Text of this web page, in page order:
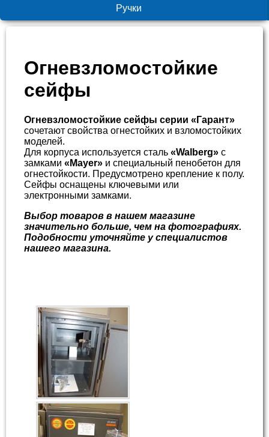
Ручки
Огневзломостойкие
сейфы
Огневзломостойкие сейфы серии «Гарант»
сочетают свойства огнестойких и взломостойких
моделей.
Для корпуса используется сталь «Walberg» с
замками «Mayer» и специальный пенобетон для
огнестойкости. Предусмотрено крепление к полу.
Сейфы оснащены ключевыми или
электронными замками.
Выбор товаров в нашем магазине
значительно больше, чем на фотографиях.
Подобности уточняйте у специалистов
нашего магазина.